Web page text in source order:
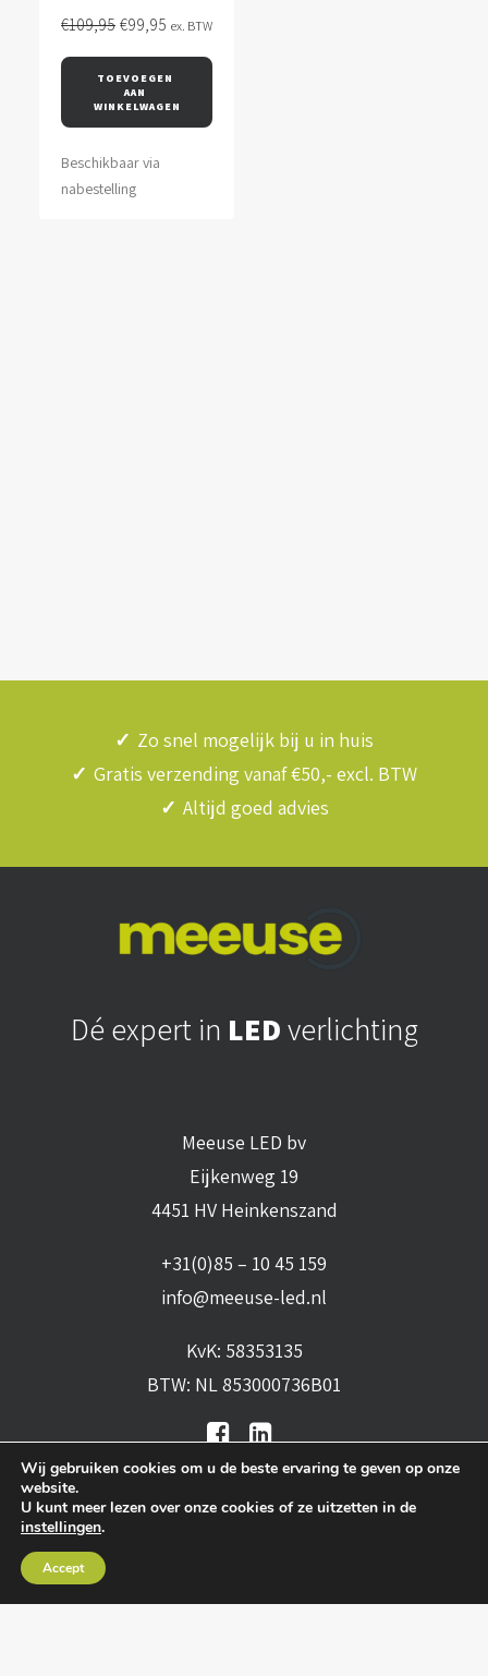
€109,95 Oorspronkelijke
was:
€109,95.
€99,95 Huidige
is:
€99,95.
ex. BTW
TOEVOEGEN
AAN
WINKELWAGEN
Beschikbaar via
nabestelling
✓ Zo snel mogelijk bij u in huis
✓ Gratis verzending vanaf €50,- excl. BTW
✓ Altijd goed advies
Dé expert in LEDverlichting
Meeuse LED bv
Eijkenweg 19
4451 HV Heinkenszand
+31(0)85 – 10 45 159
info@meeuse-led.nl
KvK: 58353135
BTW: NL 853000736B01
leveringsvoorwaarden
Wij gebruiken cookies om u de beste ervaring te geven op onze
website.
U kunt meer lezen over onze cookies of ze uitzetten in de
instellingen.
Accept